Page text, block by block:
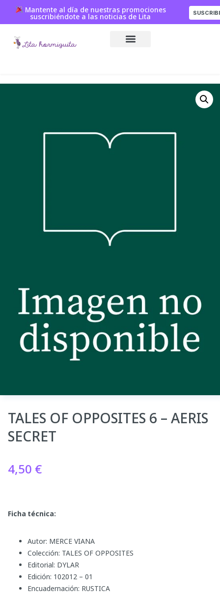
Mantente al día de nuestras promociones
suscribiéndote a las noticias de Lita
TALES OF OPPOSITES 6 – AERIS
SECRET
4,50 €
Ficha técnica:
Autor: MERCE VIANA
Colección: TALES OF OPPOSITES
Editorial: DYLAR
Edición: 102012 – 01
Encuadernación: RUSTICA